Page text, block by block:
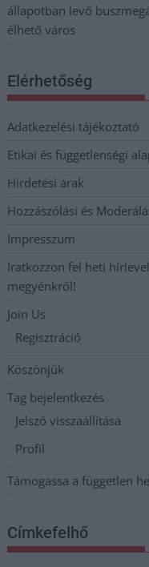
állapotban levő
élhető város
Elérhetőség
Adatkezelési tájékoztató
Etikai és függetlenségi
Hirdetési árak
Hozzászólási és
Impresszum
Iratkozzon fel heti
megyénkről!
Join Us
Regisztráció
Köszönjük
Tag bejelentkezés
Jelszó visszaállítása
Profil
Támogassa a független
Címkefelhő